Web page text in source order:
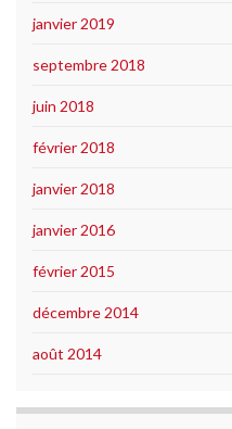
janvier 2019
septembre 2018
juin 2018
février 2018
janvier 2018
janvier 2016
février 2015
décembre 2014
août 2014